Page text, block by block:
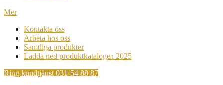
Mer
Kontakta oss
Arbeta hos oss
Samtliga produkter
Ladda ned produktkatalogen 2025
Ring kundtjänst 031-54 88 87